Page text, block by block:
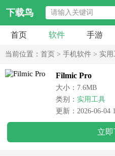
下载鸟
首页 软件 手游
当前位置： 首页 > 手机软件 > 实
Filmic Pro
大小：7.6MB
类别： 实用工具
更新：2026-06-04
立